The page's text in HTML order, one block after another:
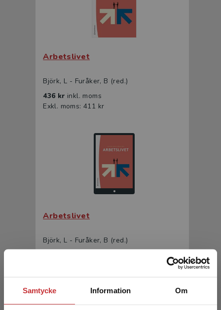
Samtycke Information Om
Arbetslivet
Björk, L - Furåker, B (red.)
436 kr inkl. moms
Exkl. moms: 411 kr
Arbetslivet
Björk, L - Furåker, B (red.)